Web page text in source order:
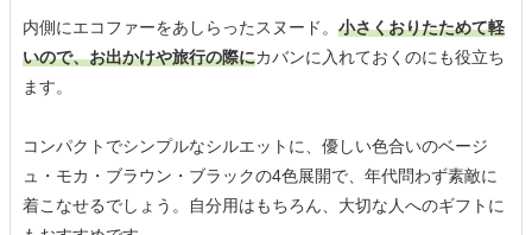
内側にエコファーをあしらったスヌード。 小さくおりたためて軽
いので、お出かけや旅行の際にカバンに入れておくのにも役立ち
ます。
コンパクトでシンプルなシルエットに、優しい色合いのベージ
ュ・モカ・ブラウン・ブラックの4色展開で、年代問わず素敵に
着こなせるでしょう。自分用はもちろん、大切な人へのギフトに